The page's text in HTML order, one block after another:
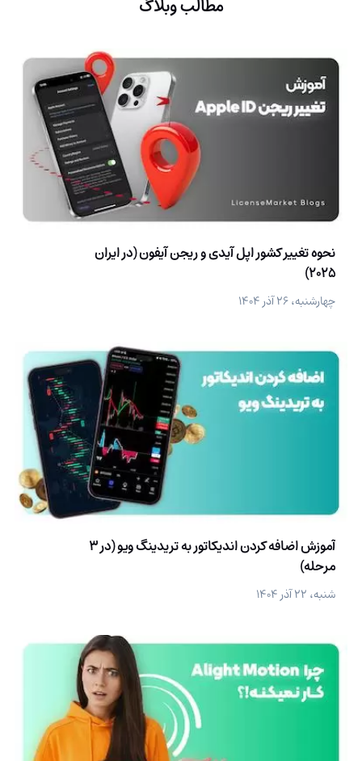
مطالب وبلاگ
نحوه تغییر کشور اپل آیدی و ریجن آیفون (در ایران
2025)
چهارشنبه، ۲۶ آذر ۱۴۰۴
آموزش اضافه کردن اندیکاتور به تریدینگ ویو (در 3
مرحله)
شنبه، ۲۲ آذر ۱۴۰۴